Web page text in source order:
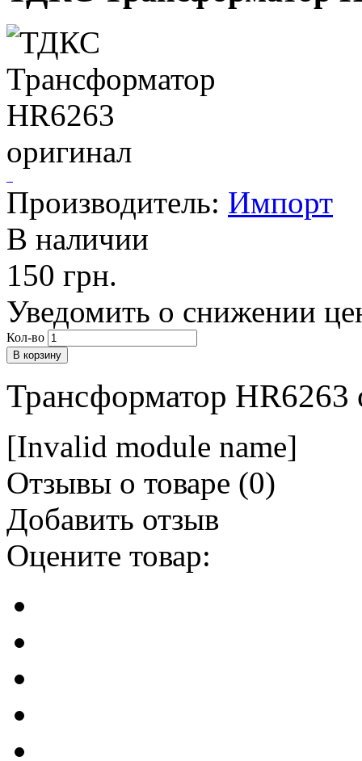
Производитель: Импорт
В наличии
150 грн.
Уведомить о снижении
Кол-во
Трансформатор HR6263
[Invalid module name]
Отзывы о товаре (0)
Добавить отзыв
Оцените товар: